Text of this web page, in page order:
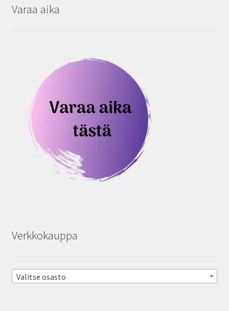
Varaa aika
Verkkokauppa
Valitse osasto